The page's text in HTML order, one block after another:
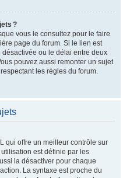
?
vous le consultez pour le faire
page du forum. Si le lien est
ou le délai entre deux
pouvez aussi remonter un sujet
les règles du forum.
qui offre un meilleur contrôle sur
utilisation est définie par les
la désactiver pour chaque
La syntaxe est proche du